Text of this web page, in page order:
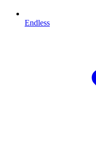
Endless